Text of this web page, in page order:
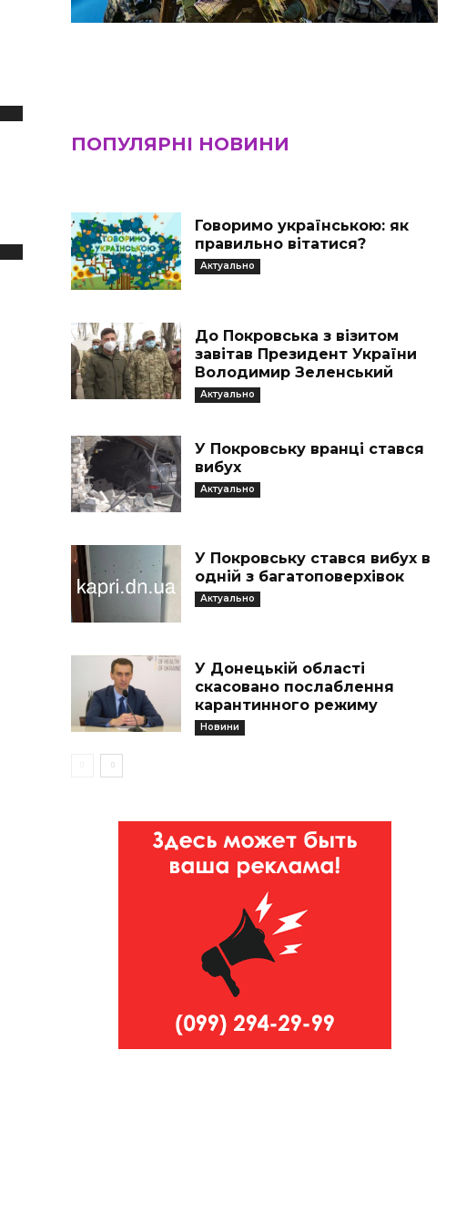
ПОПУЛЯРНІ НОВИНИ
Говоримо українською: як
правильно вітатися?
Актуально
До Покровська з візитом
завітав Президент України
Володимир Зеленський
Актуально
У Покровську вранці стався
вибух
Актуально
У Покровську стався вибух в
одній з багатоповерхівок
Актуально
У Донецькій області
скасовано послаблення
карантинного режиму
Новини